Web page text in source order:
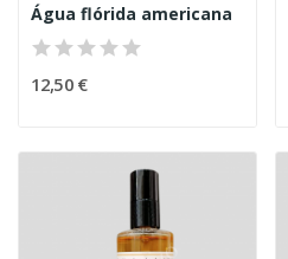
Água flórida americana
12,50 €